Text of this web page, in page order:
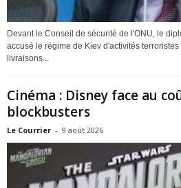
Devant le Conseil de sécurité de l'ONU, le
accusé le régime de Kiev d'activités
livraisons...
Cinéma : Disney face au
blockbusters
Le Courrier - 9 août 2026